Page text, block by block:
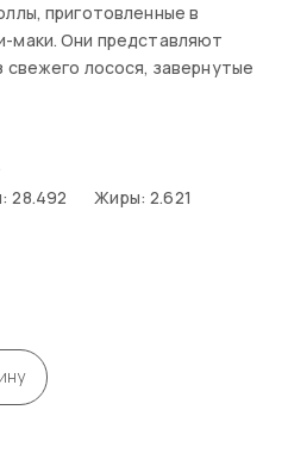
приготовленные в
маки. Они представляют
свежего лосося, завернутые
28.492
Жиры: 2.621